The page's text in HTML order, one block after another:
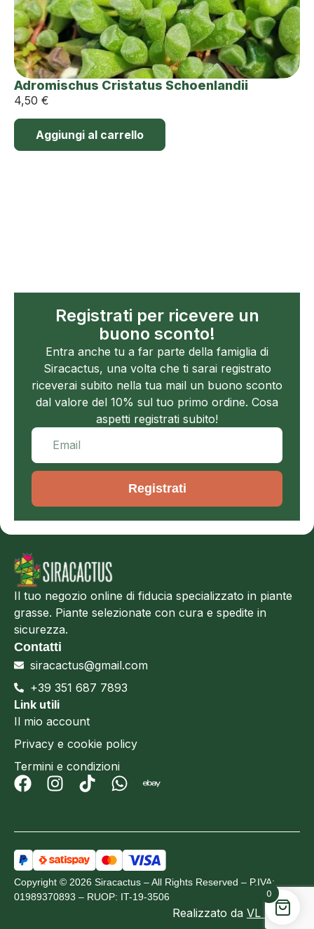
Adromischus Cristatus Schoenlandii
4,50 €
Aggiungi al carrello
Registrati per ricevere un
buono sconto!
Entra anche tu a far parte della famiglia di
Siracactus, una volta che ti sarai registrato
riceverai subito nella tua mail un buono sconto
dal valore del 10% sul tuo primo ordine. Cosa
aspetti registrati subito!
Registrati
Il tuo negozio online di fiducia specializzato in piante
grasse. Piante selezionate con cura e spedite in
sicurezza.
Contatti
siracactus@gmail.com
+39 351 687 7893
Link utili
Il mio account
Privacy e cookie policy
Termini e condizioni
Copyright © 2026 Siracactus – All Rights Reserved – P.IVA:
01989370893 – RUOP: IT-19-3506
Realizzato da VL Design
0